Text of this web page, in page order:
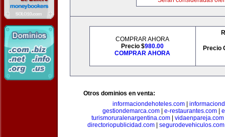
COMPRAR AHORA
Precio $980.00
COMPRAR AHORA
Precio
Otros dominios en venta:
informaciondehoteles.com|
gestiondemarca.com| e-restaurantes.com|
turismoruralenargentina.com| vidaenpareja.com
directoriopublicidad.com
segurodevehiculos.com